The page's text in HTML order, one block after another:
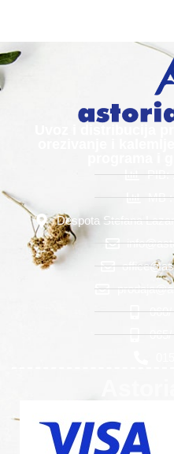
PIB:
MB
Despota Stefana
060/
065/